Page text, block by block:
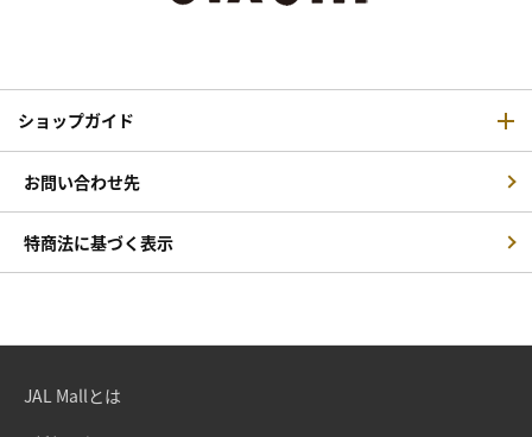
ショップガイド
お問い合わせ先
特商法に基づく表示
JAL Mallとは